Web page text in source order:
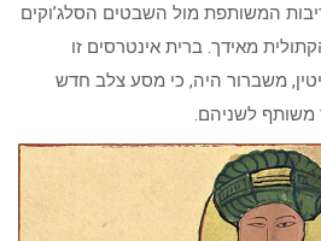
המשותפת מול השבטים הסלג’וקים
מאידך. ברית אינטרסים זו
משברור היה, כי מסע צלב חדש
משותף לשניהם.